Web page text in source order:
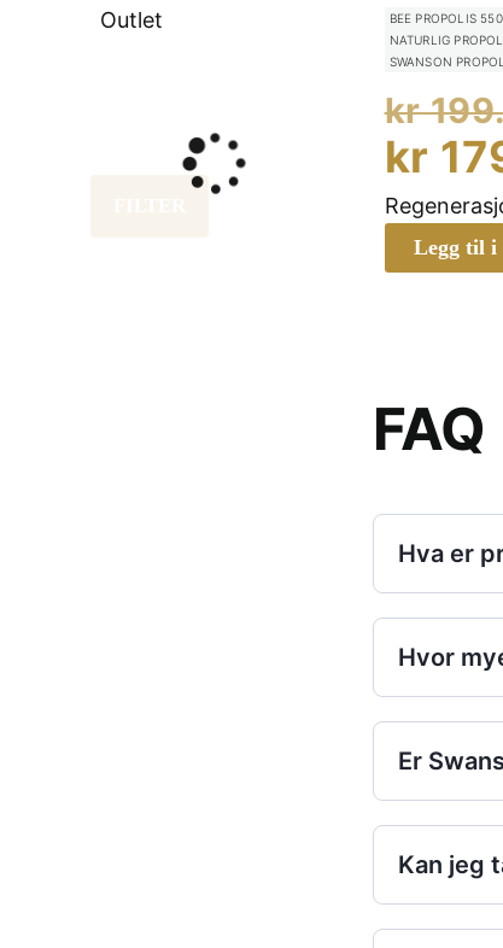
BEE PROPOLIS
NATURLIG
SWANSON
kr
kr
Legg til i
FAQ
Hva er
Hvor
Er
Kan jeg
Outlet